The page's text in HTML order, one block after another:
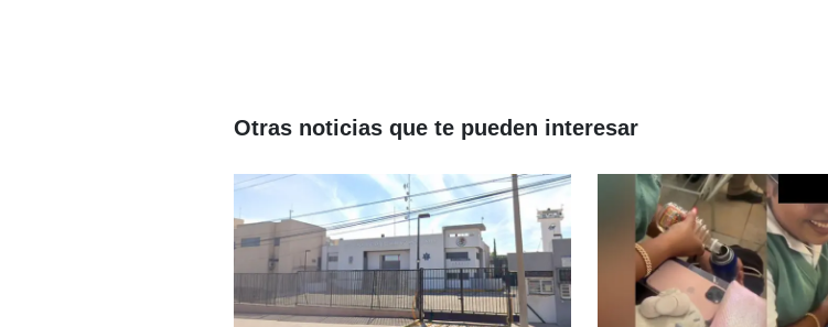
Otras noticias que te pueden interesar